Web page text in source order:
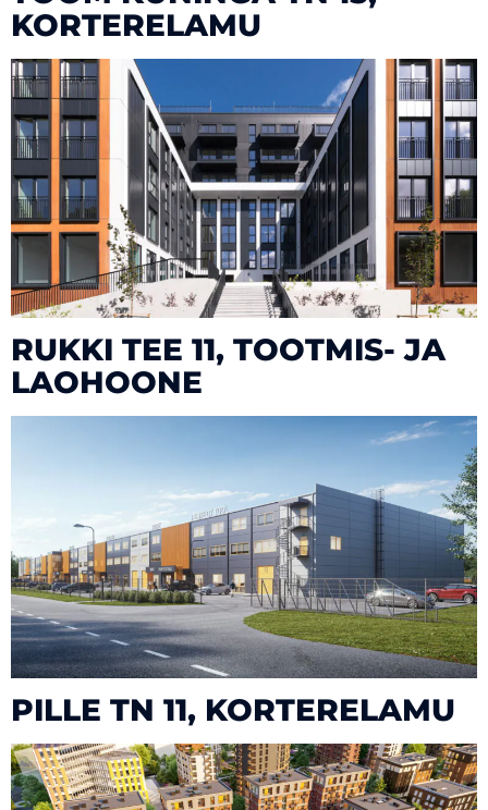
KORTERELAMU
RUKKI TEE 11, TOOTMIS- JA
LAOHOONE
PILLE TN 11, KORTERELAMU